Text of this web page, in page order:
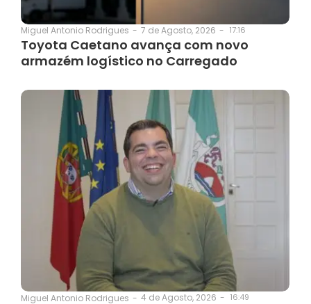
Miguel Antonio Rodrigues - 7 de Agosto, 2026 - 17:16
Toyota Caetano avança com novo
armazém logístico no Carregado
Miguel Antonio Rodrigues - 4 de Agosto, 2026 - 16:49